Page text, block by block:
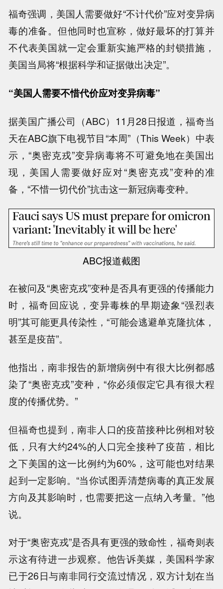
福奇强调，美国人需要做好“不计代价”应对变异病
毒的准备。但他同时也宣称，做好最坏的打算并
不代表美国就一定会重新实施严格的封锁措施，
美国当局将“根据科学和证据做出决定”。
“美国人需要不惜代价应对变异病毒”
据美国广播公司（ABC）11月28日报道，福奇当
天在ABC旗下电视节目“本周”（This Week）中表
示，“奥密克戎”变异病毒将不可避免地在美国出
现，美国人需要做好应对“奥密克戎”变种的准
备，“不惜一切代价”抗击这一新冠病毒变种。
ABC报道截图
在被问及“奥密克戎”变种是否具有更强的传播能力
时，福奇回应说，变异毒株的早期迹象“强烈表
明”其可能更具传染性，“可能会逃避单克隆抗体，
甚至是疫苗”。
他指出，南非报告的新增病例中有很大比例都感
染了“奥密克戎”变种，“你必须假定它具有很大程
度的传播优势。”
但福奇也提到，南非人口的疫苗接种比例相对较
低，只有大约24%的人口完全接种了疫苗，相比
之下美国的这一比例约为60%，这可能也对结果
起到一定影响。“当你试图弄清楚病毒的真正发展
方向及其影响时，也需要把这一点纳入考量。”他
说。
对于“奥密克戎”是否具有更强的致命性，福奇则表
示这有待进一步观察。他告诉美媒，美国科学家
已于26日与南非同行交流过情况，双方计划在当